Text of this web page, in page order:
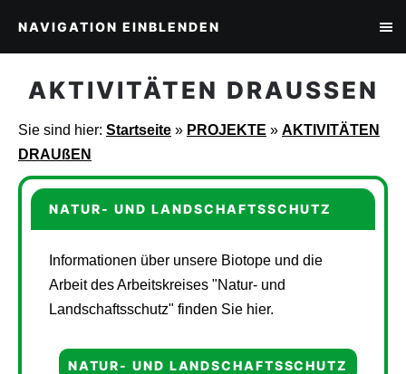
NAVIGATION EINBLENDEN
AKTIVITÄTEN DRAUSSEN
Sie sind hier: Startseite » PROJEKTE » AKTIVITÄTEN
DRAUßEN
NATUR- UND LANDSCHAFTSSCHUTZ
Informationen über unsere Biotope und die
Arbeit des Arbeitskreises "Natur- und
Landschaftsschutz" finden Sie hier.
NATUR- UND LANDSCHAFTSSCHUTZ